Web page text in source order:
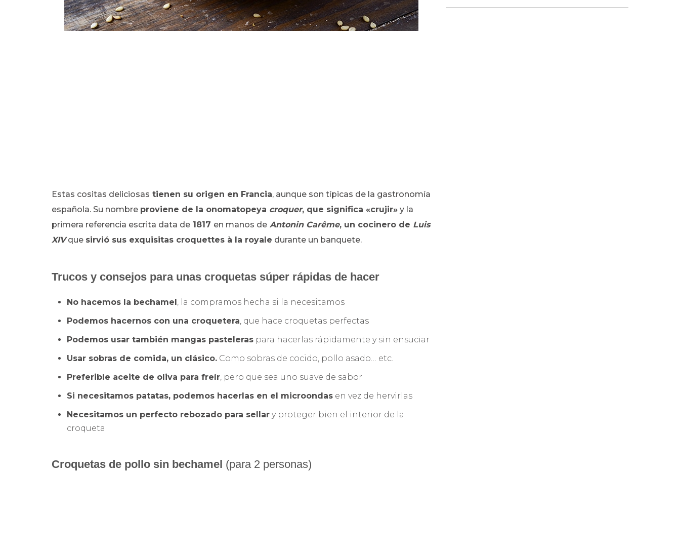
Estas cositas deliciosas tienen su origen en Francia, aunque son típicas de la gastronomía
española. Su nombre proviene de la onomatopeya croquer, que significa «crujir» y la
primera referencia escrita data de 1817 en manos de Antonin Carême, un cocinero de Luis
XIVque sirvió sus exquisitas croquettes à la royale durante un banquete.
Trucos y consejos para unas croquetas súper rápidas de hacer
No hacemos la bechamel, la compramos hecha si la necesitamos
Podemos hacernos con una croquetera, que hace croquetas perfectas
Podemos usar también mangas pasteleras para hacerlas rápidamente y sin ensuciar
Usar sobras de comida, un clásico. Como sobras de cocido, pollo asado… etc.
Preferible aceite de oliva para freír, pero que sea uno suave de sabor
Si necesitamos patatas, podemos hacerlas en el microondas en vez de hervirlas
Necesitamos un perfecto rebozado para sellar y proteger bien el interior de la
croqueta
Croquetas de pollo sin bechamel (para 2 personas)